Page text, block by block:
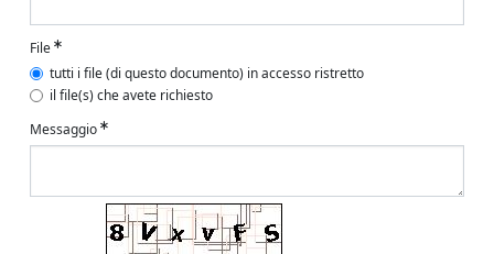
File
tutti i file (di questo documento) in accesso ristretto
il file(s) che avete richiesto
Messaggio